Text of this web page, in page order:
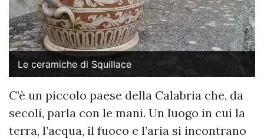
Le ceramiche di Squillace
C’è un piccolo paese della Calabria che, da
secoli, parla con le mani. Un luogo in cui la
terra, l’acqua, il fuoco e l’aria si incontrano